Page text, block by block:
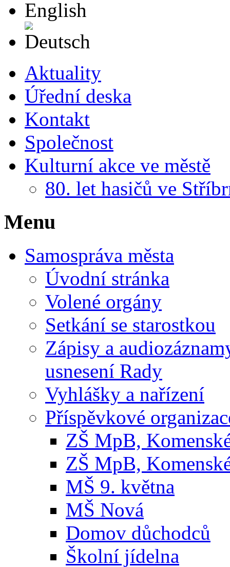
Aktuality
Úřední deska
Kontakt
Společnost
Kulturní akce ve městě
80. let hasičů ve
Menu
Samospráva města
Úvodní stránka
Volené orgány
Setkání se starostkou
Zápisy a
usnesení Rady
Vyhlášky a nařízení
Příspěvkové
ZŠ MpB,
ZŠ MpB,
MŠ 9. května
MŠ Nová
Domov důchodců
Školní jídelna